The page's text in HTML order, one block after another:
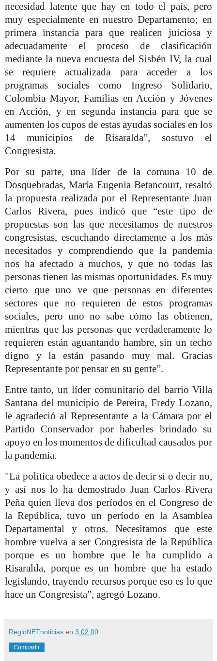
necesidad latente que hay en todo el país, pero
muy especialmente en nuestro Departamento; en
primera instancia para que realicen juiciosa y
adecuadamente el proceso de clasificación
mediante la nueva encuesta del Sisbén IV, la cual
se requiere actualizada para acceder a los
programas sociales como Ingreso Solidario,
Colombia Mayor, Familias en Acción y Jóvenes
en Acción, y en segunda instancia para que se
aumenten los cupos de estas ayudas sociales en los
14 municipios de Risaralda”, sostuvo el
Congresista.
Por su parte, una líder de la comuna 10 de
Dosquebradas, María Eugenia Betancourt, resaltó
la propuesta realizada por el Representante Juan
Carlos Rivera, pues indicó que “este tipo de
propuestas son las que necesitamos de nuestros
congresistas, escuchando directamente a los más
necesitados y comprendiendo que la pandemia
nos ha afectado a muchos, y que no todas las
personas tienen las mismas oportunidades. Es muy
cierto que uno ve que personas en diferentes
sectores que no requieren de estos programas
sociales, pero uno no sabe cómo las obtienen,
mientras que las personas que verdaderamente lo
requieren están aguantando hambre, sin un techo
digno y la están pasando muy mal. Gracias
Representante por pensar en su gente”.
Entre tanto, un líder comunitario del barrio Villa
Santana del municipio de Pereira, Fredy Lozano,
le agradeció al Representante a la Cámara por el
Partido Conservador por haberles brindado su
apoyo en los momentos de dificultad causados por
la pandemia.
"La política obedece a actos de decir sí o decir no,
y así nos lo ha demostrado Juan Carlos Rivera
Peña quien lleva dos períodos en el Congreso de
la República, tuvo un período en la Asamblea
Departamental y otros. Necesitamos que este
hombre vuelva a ser Congresista de la República
porque es un hombre que le ha cumplido a
Risaralda, porque es un hombre que ha estado
legislando, trayendo recursos porque eso es lo que
hace un Congresista”, agregó Lozano.
RegioNETnoticias en 3:02:00
Compartir